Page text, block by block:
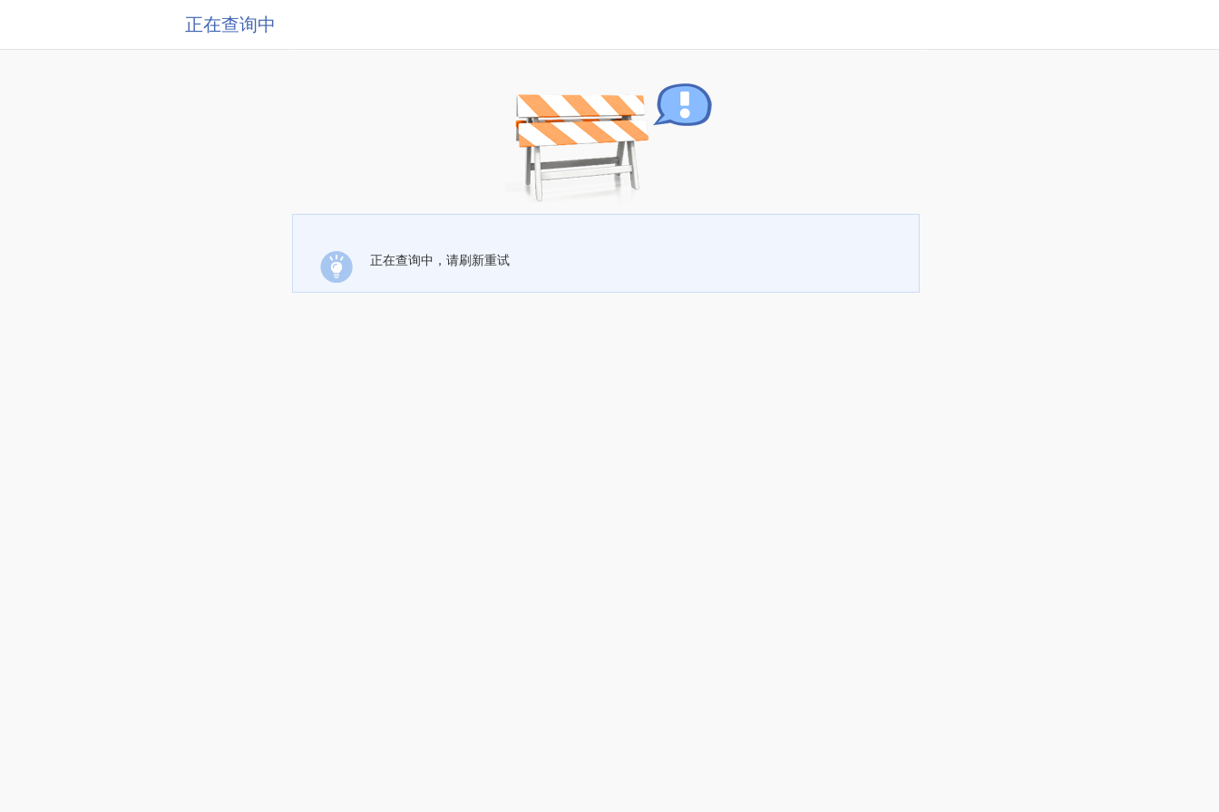
正在查询中
正在查询中，请刷新重试